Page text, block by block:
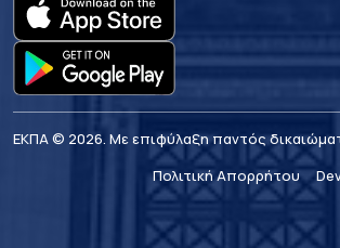
ΕΚΠΑ © 2026. Με επιφύλαξη παντός
Πολιτική Απορρήτου